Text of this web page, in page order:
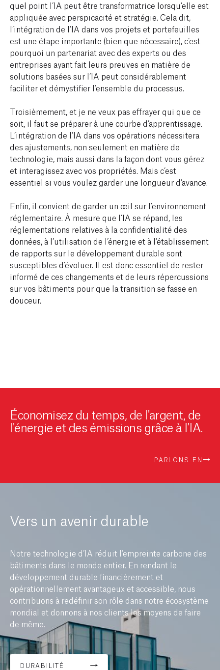
quel point l’IA peut être transformatrice lorsqu’elle est
appliquée avec perspicacité et stratégie. Cela dit,
l’intégration de l’IA dans vos projets et portefeuilles
est une étape importante (bien que nécessaire), c’est
pourquoi un partenariat avec des experts ou des
entreprises ayant fait leurs preuves en matière de
solutions basées sur l’IA peut considérablement
faciliter et démystifier l’ensemble du processus.
Troisièmement, et je ne veux pas effrayer qui que ce
soit, il faut se préparer à une courbe d’apprentissage.
L’intégration de l’IA dans vos opérations nécessitera
des ajustements, non seulement en matière de
technologie, mais aussi dans la façon dont vous gérez
et interagissez avec vos propriétés. Mais c’est
essentiel si vous voulez garder une longueur d’avance.
Enfin, il convient de garder un œil sur l’environnement
réglementaire. À mesure que l’IA se répand, les
réglementations relatives à la confidentialité des
données, à l’utilisation de l’énergie et à l’établissement
de rapports sur le développement durable sont
susceptibles d’évoluer. Il est donc essentiel de rester
informé de ces changements et de leurs répercussions
sur vos bâtiments pour que la transition se fasse en
douceur.
Économisez du temps, de l'argent, de
l'énergie et des émissions grâce à l'IA.
PARLONS-EN
Vers un avenir durable
Notre technologie d’IA réduit l’empreinte carbone des
bâtiments dans le monde entier. En rendant le
développement durable financièrement et
opérationnellement avantageux et accessible, nous
contribuons à redéfinir son rôle dans notre écosystème
mondial et donnons à nos clients les moyens de faire
de même.
DURABILITÉ